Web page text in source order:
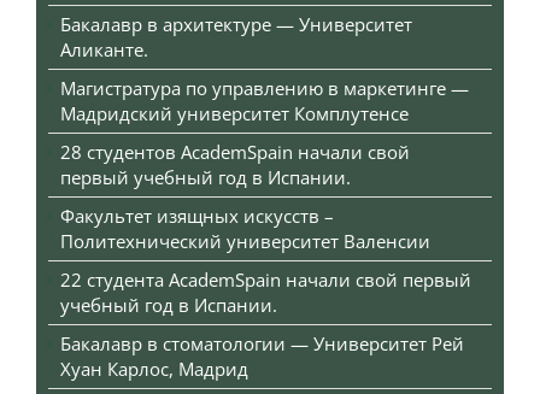
Бакалавр в архитектуре — Университет
Аликанте.
Магистратура по управлению в маркетинге —
Мадридский университет Комплутенсе
28 студентов AcademSpain начали свой
первый учебный год в Испании.
Факультет изящных искусств –
Политехнический университет Валенсии
22 студента AcademSpain начали свой первый
учебный год в Испании.
Бакалавр в стоматологии — Университет Рей
Хуан Карлос, Мадрид